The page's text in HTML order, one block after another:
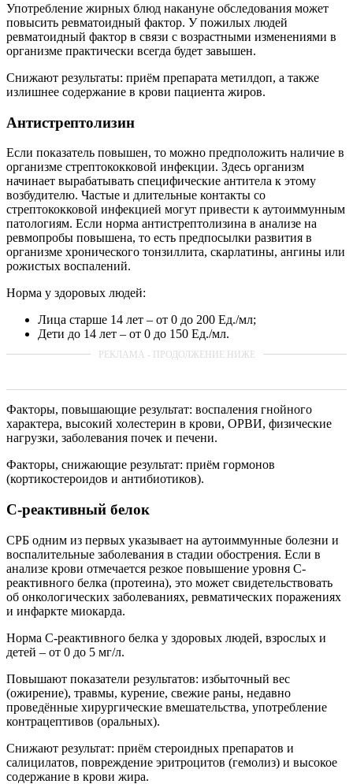
Употребление жирных блюд накануне обследования может
повысить ревматоидный фактор. У пожилых людей
ревматоидный фактор в связи с возрастными изменениями в
организме практически всегда будет завышен.
Снижают результаты: приём препарата метилдоп, а также
излишнее содержание в крови пациента жиров.
Антистрептолизин
Если показатель повышен, то можно предположить наличие в
организме стрептококковой инфекции. Здесь организм
начинает вырабатывать специфические антитела к этому
возбудителю. Частые и длительные контакты со
стрептококковой инфекцией могут привести к аутоиммунным
патологиям. Если норма антистрептолизина в анализе на
ревмопробы повышена, то есть предпосылки развития в
организме хронического тонзиллита, скарлатины, ангины или
рожистых воспалений.
Норма у здоровых людей:
Лица старше 14 лет – от 0 до 200 Ед./мл;
Дети до 14 лет – от 0 до 150 Ед./мл.
Факторы, повышающие результат: воспаления гнойного
характера, высокий холестерин в крови, ОРВИ, физические
нагрузки, заболевания почек и печени.
Факторы, снижающие результат: приём гормонов
(кортикостероидов и антибиотиков).
С-реактивный белок
СРБ одним из первых указывает на аутоиммунные болезни и
воспалительные заболевания в стадии обострения. Если в
анализе крови отмечается резкое повышение уровня С-
реактивного белка (протеина), это может свидетельствовать
об онкологических заболеваниях, ревматических поражениях
и инфаркте миокарда.
Норма С-реактивного белка у здоровых людей, взрослых и
детей – от 0 до 5 мг/л.
Повышают показатели результатов: избыточный вес
(ожирение), травмы, курение, свежие раны, недавно
проведённые хирургические вмешательства, употребление
контрацептивов (оральных).
Снижают результат: приём стероидных препаратов и
салицилатов, повреждение эритроцитов (гемолиз) и высокое
содержание в крови жира.